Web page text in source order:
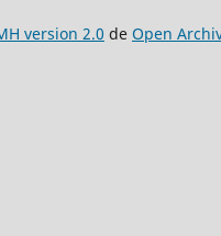
version 2.0 de Open